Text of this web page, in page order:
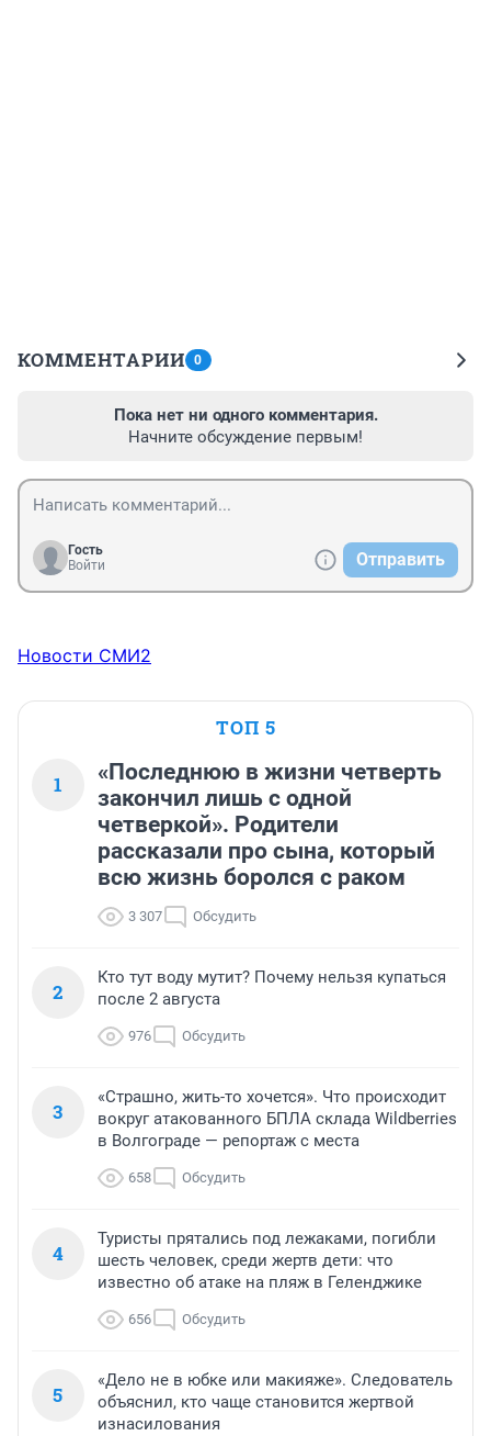
КОММЕНТАРИИ 0
Пока нет ни одного комментария.
Начните обсуждение первым!
Гость
Войти
Отправить
Новости СМИ2
ТОП 5
1
«Последнюю в жизни четверть
закончил лишь с одной
четверкой». Родители
рассказали про сына, который
всю жизнь боролся с раком
3 307 Обсудить
2
Кто тут воду мутит? Почему нельзя купаться
после 2 августа
976 Обсудить
3
«Страшно, жить-то хочется». Что происходит
вокруг атакованного БПЛА склада Wildberries
в Волгограде — репортаж с места
658 Обсудить
4
Туристы прятались под лежаками, погибли
шесть человек, среди жертв дети: что
известно об атаке на пляж в Геленджике
656 Обсудить
5
«Дело не в юбке или макияже». Следователь
объяснил, кто чаще становится жертвой
изнасилования